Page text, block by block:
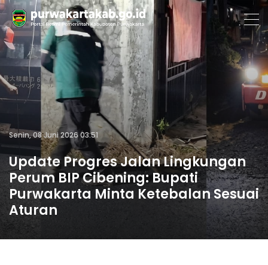
Senin, 08 Juni 2026 03:51
Update Progres Jalan Lingkungan
Perum BIP Cibening: Bupati
Purwakarta Minta Ketebalan Sesuai
Aturan